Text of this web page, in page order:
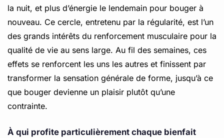
la nuit, et plus d’énergie le lendemain pour bouger à
nouveau. Ce cercle, entretenu par la régularité, est l’un
des grands intérêts du renforcement musculaire pour la
qualité de vie au sens large. Au fil des semaines, ces
effets se renforcent les uns les autres et finissent par
transformer la sensation générale de forme, jusqu’à ce
que bouger devienne un plaisir plutôt qu’une
contrainte.
À qui profite particulièrement chaque bienfait